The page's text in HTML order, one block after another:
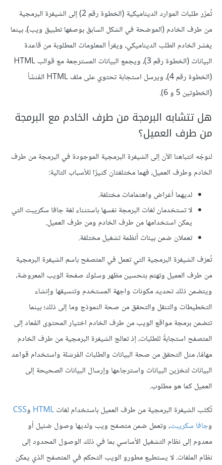
تُمرّر طلبات الموارد الديناميكية (الخطوة رقم 2) إلى الشيفرة البرمجية
من طرف الخادم (الموضحة في الشكل السابق بوصفها تطبيق ويب)، بينما
يفسّر الخادم الطلب الديناميكي، ويقرأ المعلومات المطلوبة من قاعدة
البيانات (الخطوة رقم 3)، ويجمع البيانات المسترجعة مع قوالب HTML
(الخطوة رقم 4)‎، ويرسل استجابة تحتوي على ملف HTML المُنشَأ
(الخطوتين 5 و 6).
هل تتشابه البرمجة من طرف الخادم مع البرمجة
من طرف العميل؟
لنوجّه انتباهنا الآن إلى الشيفرة البرمجية الموجودة في البرمجة من طرف
الخادم وطرف العميل، فهما مختلفتان كثيرًا للأسباب التالية:
لديهما أغراض واهتمامات مختلفة.
لا تستخدمان لغات البرمجة نفسها باستثناء لغة جافا سكريبت التي
يمكن استخدامها من طرف الخادم ومن طرف العميل.
تعملان ضمن بيئات أنظمة تشغيل مختلفة.
تُعرَف الشيفرة البرمجية التي تعمل في المتصفح باسم الشيفرة البرمجية
من طرف العميل وتهتم بتحسين مظهر وسلوك صفحة الويب المعروضة،
ويتضمن ذلك تحديد مكونات واجهة المستخدم وتنسيقها وإنشاء
التخطيطات والتنقل والتحقق من صحة النموذج وما إلى ذلك؛ بينما
تتضمن برمجة مواقع الويب من طرف الخادم اختيار المحتوى المُعاد إلى
المتصفح استجابةً للطلبات، إذ تعالج الشيفرة البرمجية من طرف الخادم
مهامًا، مثل التحقق من صحة البيانات والطلبات المُرسَلة واستخدام قواعد
البيانات لتخزين البيانات واسترجاعها وإرسال البيانات الصحيحة إلى
العميل كما هو مطلوب.
تُكتَب الشيفرة البرمجية من طرف العميل باستخدام لغاتHTML وCSS
وجافا سكريبت، وتعمل ضمن متصفح ويب ولديها وصول ضئيل أو
معدوم إلى نظام التشغيل الأساسي بما في ذلك الوصول المحدود إلى
نظام الملفات. لا يستطيع مطورو الويب التحكم في المتصفح الذي يمكن